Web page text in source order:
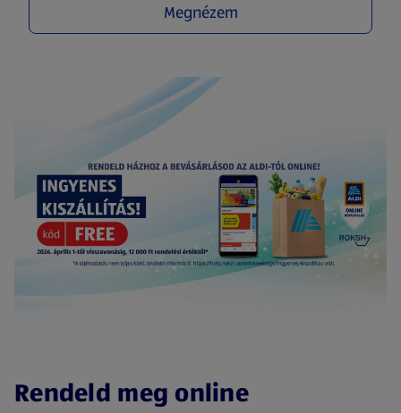
Megnézem
Rendeld meg online